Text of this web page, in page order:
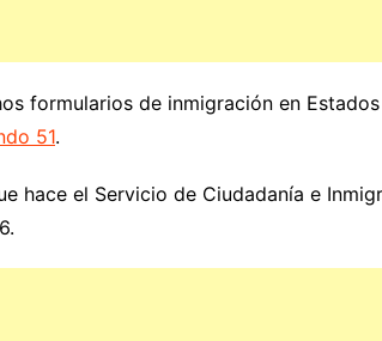
formularios de inmigración en
51.
hace el Servicio de Ciudadanía e